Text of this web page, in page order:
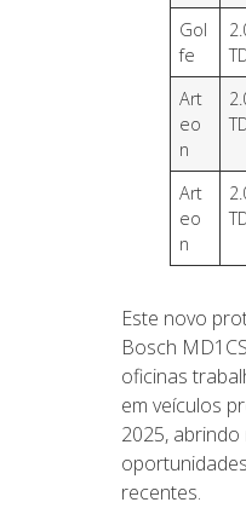
Gol
fe
Art
eo
n
Art
eo
n
Este novo
Bosch
oficinas
em veículos
2025, abrindo
recentes.